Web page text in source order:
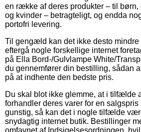
en række af deres produkter – til
og kvinder – betragteligt, og endda
portofri levering.
Til gengæld kan det ikke desto
eftergå nogle forskellige internet
på Ella Bord-/Gulvlampe White/
du gennemfører din bestilling, sådan
på at indhente den bedste pris.
Du skal blot ikke glemme, at i tilfælde
forhandler deres varer for en
gunstig, så kan det i nogle tilfælde
snydagtig internet butik. Bestillinger
omfavnet af Indsigelsesordningen,